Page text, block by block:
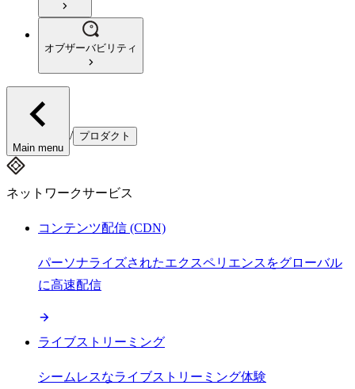
オブザーバビリティ
Main menu
/ プロダクト
ネットワークサービス
コンテンツ配信 (CDN)
パーソナライズされたエクスペリエンスをグローバル
に高速配信
ライブストリーミング
シームレスなライブストリーミング体験